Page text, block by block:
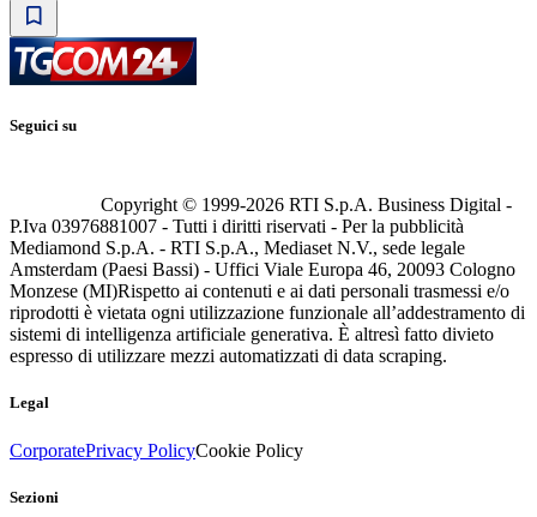
Seguici su
Copyright © 1999-2026 RTI S.p.A. Business Digital -
P.Iva 03976881007 - Tutti i diritti riservati - Per la pubblicità
Mediamond S.p.A. - RTI S.p.A., Mediaset N.V., sede legale
Amsterdam (Paesi Bassi) - Uffici Viale Europa 46, 20093 Cologno
Monzese (MI)Rispetto ai contenuti e ai dati personali trasmessi e/o
riprodotti è vietata ogni utilizzazione funzionale all’addestramento di
sistemi di intelligenza artificiale generativa. È altresì fatto divieto
espresso di utilizzare mezzi automatizzati di data scraping.
Legal
CorporatePrivacy PolicyCookie Policy
Sezioni